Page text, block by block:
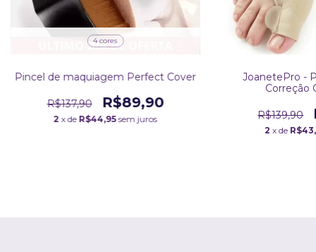
4 cores
Pincel de maquiagem Perfect Cover
R$137,90 R$89,90
2 x de R$44,95 sem juros
JoanetePro -
Correção
R$139,90
2 x de